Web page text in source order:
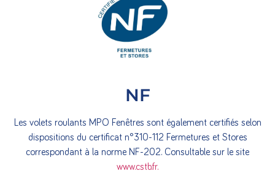
NF
Les volets roulants MPO Fenêtres sont également certifiés selon
dispositions du certificat n°310-112 Fermetures et Stores
correspondant à la norme NF-202. Consultable sur le site
www.cstb.fr.